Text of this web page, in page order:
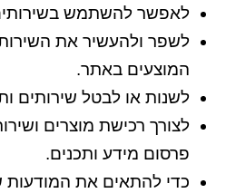
לאפשר להשתמש
לשפר ולהעשיר את
המוצעים באתר.
לשנות או לבטל שירותים
לצורך רכישת מוצרים
פרסום מידע ותכנים.
כדי להתאים את המודעות